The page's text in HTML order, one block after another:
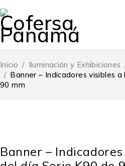
Inicio / Iluminación y Exhibiciones
/ Banner – Indicadores visibles
90 mm
Banner –